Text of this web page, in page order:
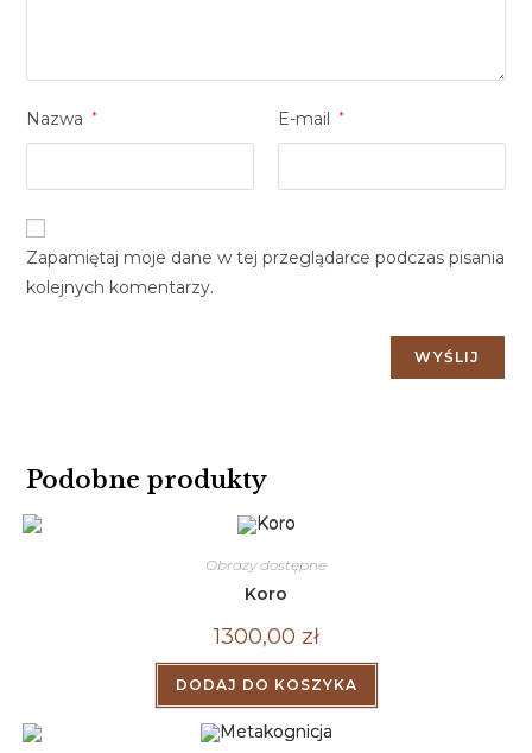
Nazwa * E-mail *
Zapamiętaj moje dane w tej przeglądarce podczas pisania
kolejnych komentarzy.
Podobne produkty
Obrazy dostępne
Koro
1300,00 zł
DODAJ DO KOSZYKA